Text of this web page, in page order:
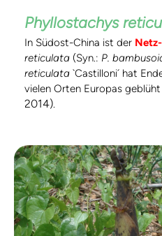
Phyllostachys
In Südost-China ist der
reticulata (Syn.: P.
reticulata `Castilloni´ hat
vielen Orten Europas geblüht
2014).